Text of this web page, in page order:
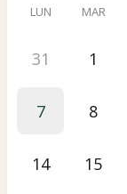
LUN MAR
31 1
7 8
14 15